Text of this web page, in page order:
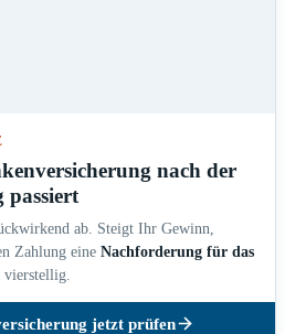
nach der
passiert
ab. Steigt Ihr Gewinn,
Zahlung eine Nachforderung für das
jetzt prüfen